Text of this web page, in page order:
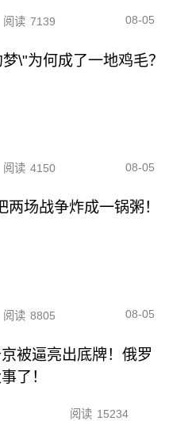
阅读 7139 08-05
\"为何成了一地鸡毛？
阅读 4150 08-05
场战争炸成一锅粥！
阅读 8805 08-05
被逼亮出底牌！俄罗
了！
阅读 15234